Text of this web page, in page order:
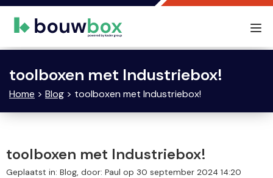
toolboxen met Industriebox!
Home > Blog > toolboxen met Industriebox!
toolboxen met Industriebox!
Geplaatst in: Blog, door: Paul op 30 september 2024 14:20